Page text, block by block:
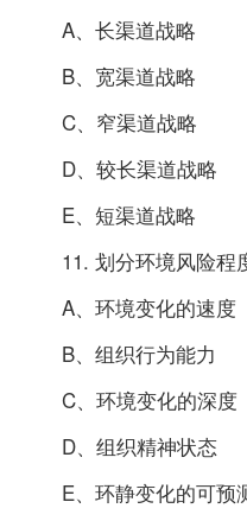
A、长渠道战略
B、宽渠道战略
C、窄渠道战略
D、较长渠道战略
E、短渠道战略
11. 划分环境风险程度
A、环境变化的速度
B、组织行为能力
C、环境变化的深度
D、组织精神状态
E、环静变化的可预